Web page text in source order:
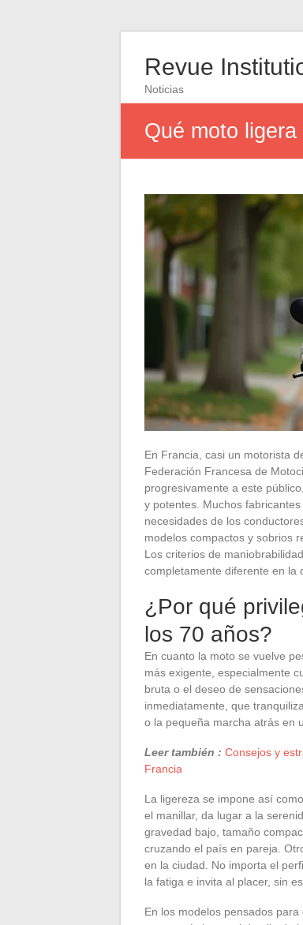
Revue
Noticias
Qué moto
En Francia, casi un motorista
Federación Francesa de
progresivamente a este
y potentes. Muchos
necesidades de los
modelos compactos y sobrios
Los criterios de
completamente diferente en la
¿Por qué
los 70 años?
En cuanto la moto se vuelve
más exigente, especialmente
bruta o el deseo de
inmediatamente, que
o la pequeña marcha atrás en
Leer también : Consejos y
Francia
La ligereza se impone así
el manillar, da lugar a la
gravedad bajo, tamaño
cruzando el país en pareja.
en la ciudad. No importa el
la fatiga e invita al placer, sin
En los modelos pensados